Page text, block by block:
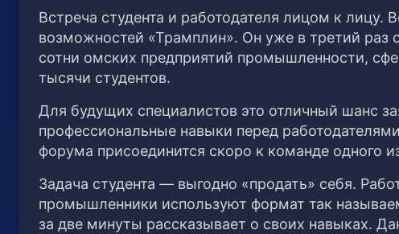
Встреча студента и работодателя лицом к лицу.
возможностей «Трамплин». Он уже в третий раз
сотни омских предприятий промышленности,
тысячи студентов.
Для будущих специалистов это отличный шанс
профессиональные навыки перед
форума присоединится скоро к команде одного
Задача студента — выгодно «продать» себя.
промышленники используют формат так
за две минуты рассказывает о своих навыках.